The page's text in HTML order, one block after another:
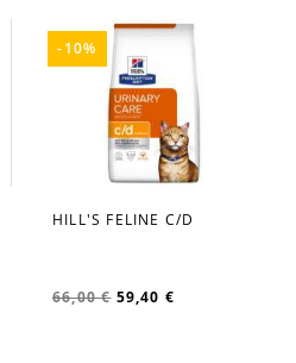
favorite_border
HILL'S FELINE C/D
66,00 € 59,40 €
-10%